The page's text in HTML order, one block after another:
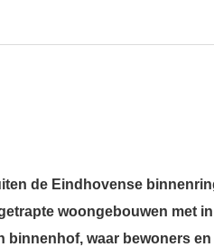
de Eindhovense
woongebouwen met
binnenhof, waar bewoners